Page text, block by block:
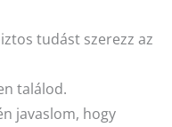
tudást szerezz az
találod.
javaslom, hogy